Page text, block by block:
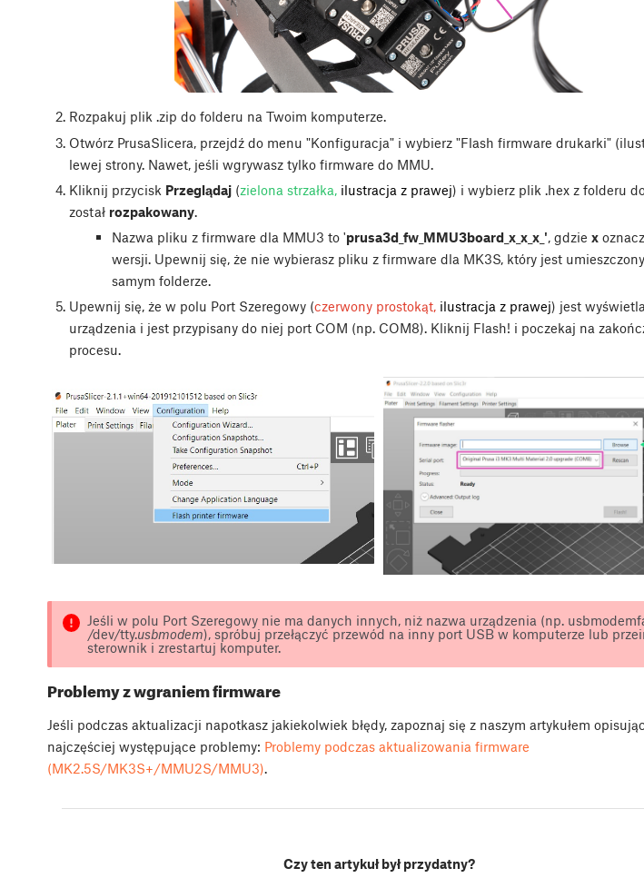
Rozpakuj plik .zip do folderu na Twoim komputerze.
Otwórz PrusaSlicera, przejdź do menu "Konfiguracja" i wybierz "Flash firmware drukarki"
lewej strony. Nawet, jeśli wgrywasz tylko firmware do MMU.
Kliknij przycisk Przeglądaj(zielona strzałka, ilustracja z prawej) i wybierz plik .hex z folderu
został rozpakowany.
Nazwa pliku z firmware dla MMU3 to 'prusa3d_fw_MMU3board_x_x_x_', gdziex
wersji. Upewnij się, że nie wybierasz pliku z firmware dla MK3S, który jest
samym folderze.
Upewnij się, że w polu Port Szeregowy (czerwony prostokąt, ilustracja z prawej) jest
urządzenia i jest przypisany do niej port COM (np. COM8). Kliknij Flash! i poczekaj na
procesu.
Jeśli w polu Port Szeregowy nie ma danych innych, niż nazwa urządzenia (np.
/dev/tty.usbmodem), spróbuj przełączyć przewód na inny port USB w komputerze lub
sterownik i zrestartuj komputer.
Problemy z wgraniem firmware
Jeśli podczas aktualizacji napotkasz jakiekolwiek błędy, zapoznaj się z naszym artykułem
najczęściej występujące problemy: Problemy podczas aktualizowania firmware
(MK2.5S/MK3S+/MMU2S/MMU3).
Czy ten artykuł był przydatny?